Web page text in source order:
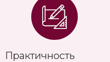
Практичность